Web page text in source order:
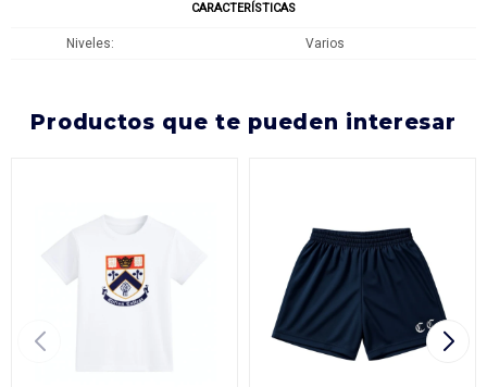
CARACTERÍSTICAS
Niveles Varios
productos que te pueden interesar